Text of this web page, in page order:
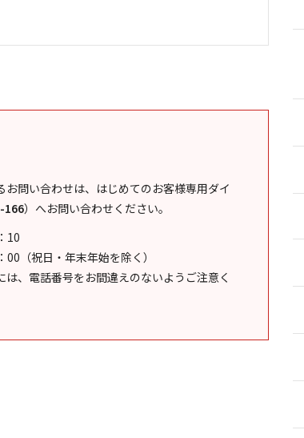
お問い合わせは、はじめてのお客様専用ダイ
166） へお問い合わせください。
10
00（祝日・年末年始を除く）
は、電話番号をお間違えのないようご注意く